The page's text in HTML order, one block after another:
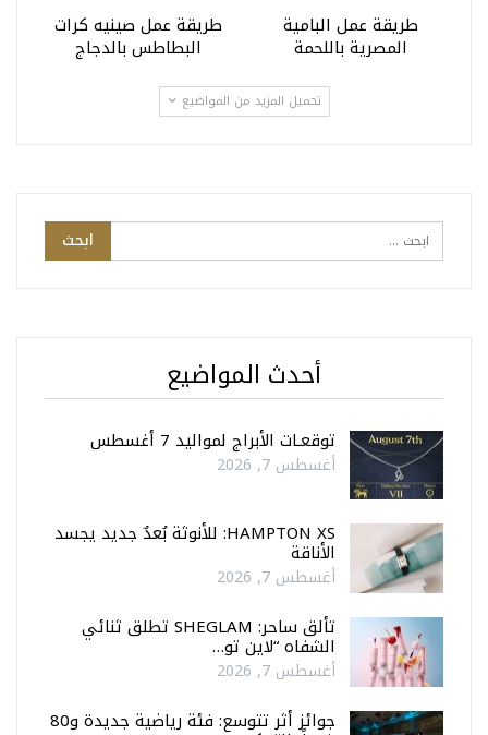
طريقة عمل البامية
المصرية باللحمة
طريقة عمل صينيه كرات
البطاطس بالدجاج
تحميل المزيد من المواضيع
أحدث المواضيع
توقعـات الأبراج لمواليد 7 أغسطس
أغسطس 7, 2026
HAMPTON XS: للأنوثة بُعدٌ جديد يجسد
الأناقة
أغسطس 7, 2026
تألق ساحر: SHEGLAM تطلق ثنائي
الشفاه “لاين تو…
أغسطس 7, 2026
جوائز أثر تتوسع: فئة رياضية جديدة و80